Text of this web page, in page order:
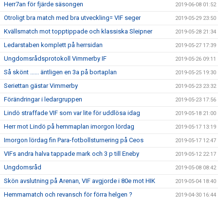
Herr7an för fjärde säsongen 2019-06-08 01:52
Otroligt bra match med bra utveckling= VIF seger 2019-05-29 23:50
Kvällsmatch mot topptippade och klassiska Sleipner 2019-05-28 21:34
Ledarstaben komplett på herrsidan 2019-05-27 17:39
Ungdomsrådsprotokoll Vimmerby IF 2019-05-26 09:11
Så skönt ...... äntligen en 3a på bortaplan 2019-05-25 19:30
Seriettan gästar Vimmerby 2019-05-23 23:32
Förändringar i ledargruppen 2019-05-23 17:56
Lindö straffade VIF som var lite för uddlösa idag 2019-05-18 21:00
Herr mot Lindö på hemmaplan imorgon lördag 2019-05-17 13:19
Imorgon lördag fin Para-fotbollsturnering på Ceos 2019-05-17 12:47
VIFs andra halva tappade mark och 3 p till Eneby 2019-05-12 22:17
Ungdomsråd 2019-05-08 08:42
Skön avslutning på Arenan, VIF avgjorde i 80e mot HIK 2019-05-04 18:40
Hemmamatch och revansch för förra helgen ? 2019-04-30 16:44